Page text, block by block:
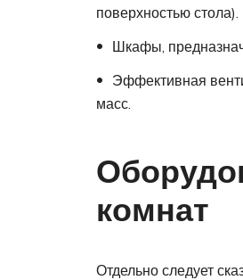
поверхностью стола).
Шкафы,
Эффективная
масс.
комнат
Отдельно следует